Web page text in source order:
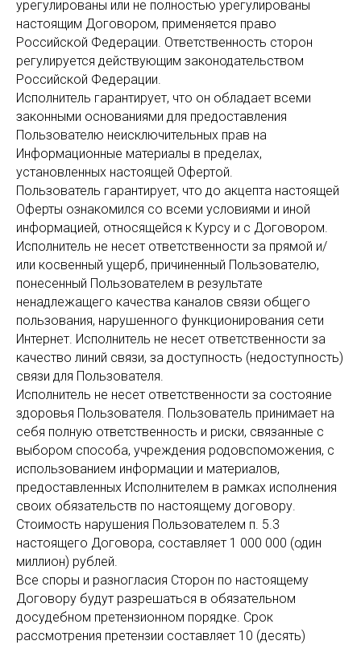
урегулированы или не полностью урегулированы
настоящим Договором, применяется право
Российской Федерации. Ответственность сторон
регулируется действующим законодательством
Российской Федерации.
Исполнитель гарантирует, что он обладает всеми
законными основаниями для предоставления
Пользователю неисключительных прав на
Информационные материалы в пределах,
установленных настоящей Офертой.
Пользователь гарантирует, что до акцепта настоящей
Оферты ознакомился со всеми условиями и иной
информацией, относящейся к Курсу и с Договором.
Исполнитель не несет ответственности за прямой и/
или косвенный ущерб, причиненный Пользователю,
понесенный Пользователем в результате
ненадлежащего качества каналов связи общего
пользования, нарушенного функционирования сети
Интернет. Исполнитель не несет ответственности за
качество линий связи, за доступность (недоступность)
связи для Пользователя.
Исполнитель не несет ответственности за состояние
здоровья Пользователя. Пользователь принимает на
себя полную ответственность и риски, связанные с
выбором способа, учреждения родовспоможения, с
использованием информации и материалов,
предоставленных Исполнителем в рамках исполнения
своих обязательств по настоящему договору.
Стоимость нарушения Пользователем п. 5.3
настоящего Договора, составляет 1 000 000 (один
миллион) рублей.
Все споры и разногласия Сторон по настоящему
Договору будут разрешаться в обязательном
досудебном претензионном порядке. Срок
рассмотрения претензии составляет 10 (десять)